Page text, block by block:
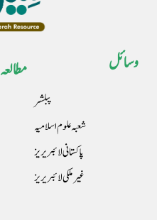
وسائل
پبلشر
شعبہ علوم اسلامیہ
پاکستانی لائبریریز
غیرملکی لائبریریز
مطالعہ